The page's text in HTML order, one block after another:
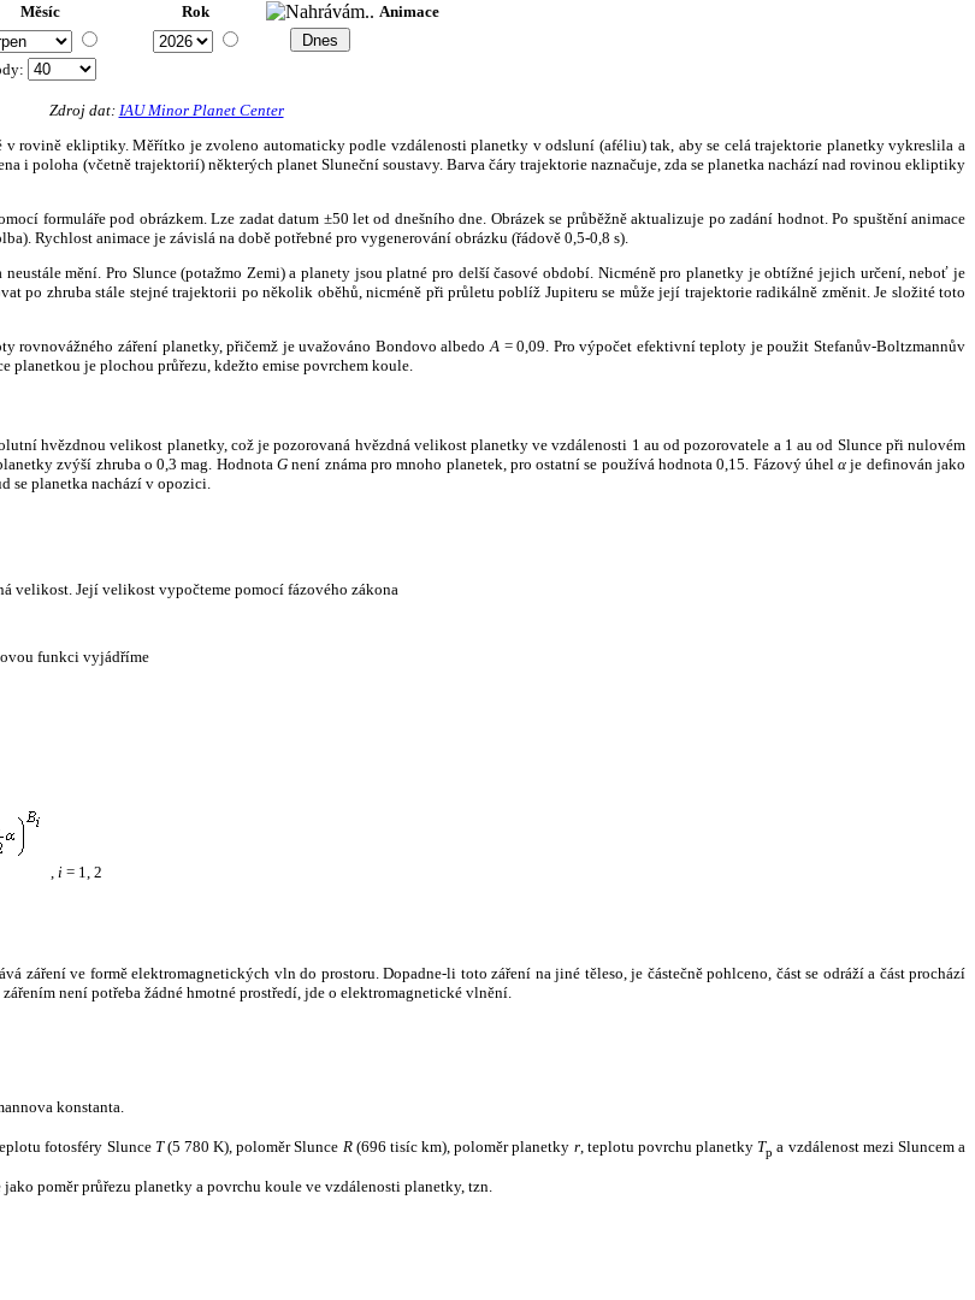
Měsíc Rok Animace
:
Zdroj dat: IAU Minor Planet Center
rovině ekliptiky. Měřítko je zvoleno automaticky podle vzdálenosti planetky v odsluní (aféliu) tak, aby se celá trajektorie planetky vykreslila a
i poloha (včetně trajektorií) některých planet Sluneční soustavy. Barva čáry trajektorie naznačuje, zda se planetka nachází nad rovinou ekliptiky
formuláře pod obrázkem. Lze zadat datum ±50 let od dnešního dne. Obrázek se průběžně aktualizuje po zadání hodnot. Po spuštění animace
Rychlost animace je závislá na době potřebné pro vygenerování obrázku (řádově 0,5-0,8 s).
mění. Pro Slunce (potažmo Zemi) a planety jsou platné pro delší časové období. Nicméně pro planetky je obtížné jejich určení, neboť je
po zhruba stále stejné trajektorii po několik oběhů, nicméně při průletu poblíž Jupiteru se může její trajektorie radikálně změnit. Je složité toto
rovnovážného záření planetky, přičemž je uvažováno Bondovo albedo A = 0,09. Pro výpočet efektivní teploty je použit Stefanův-Boltzmannův
planetkou je plochou průřezu, kdežto emise povrchem koule.
hvězdnou velikost planetky, což je pozorovaná hvězdná velikost planetky ve vzdálenosti 1 au od pozorovatele a 1 au od Slunce při nulovém
zvýší zhruba o 0,3 mag. HodnotaG není známa pro mnoho planetek, pro ostatní se používá hodnota 0,15. Fázový úhelα je definován jako
se planetka nachází v opozici.
velikost. Její velikost vypočteme pomocí fázového zákona
funkci vyjádříme
, i = 1, 2
záření ve formě elektromagnetických vln do prostoru. Dopadne-li toto záření na jiné těleso, je částečně pohlceno, část se odráží a část prochází
není potřeba žádné hmotné prostředí, jde o elektromagnetické vlnění.
konstanta.
fotosféry Slunce T(5 780 K), poloměr Slunce R(696 tisíc km), poloměr planetky r, teplotu povrchu planetky Tp a vzdálenost mezi Sluncem a
poměr průřezu planetky a povrchu koule ve vzdálenosti planetky, tzn.